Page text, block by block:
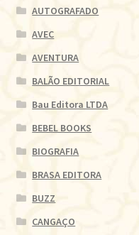
AUTOGRAFADO
AVEC
AVENTURA
BALÃO EDITORIAL
Bau Editora LTDA
BEBEL BOOKS
BIOGRAFIA
BRASA EDITORA
BUZZ
CANGAÇO